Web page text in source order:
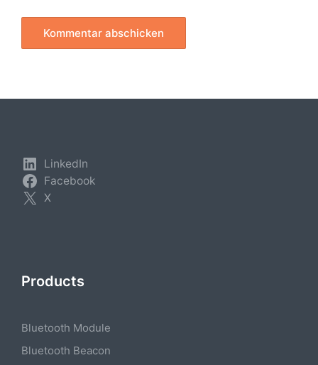
LinkedIn
Facebook
X
Products
Bluetooth Module
Bluetooth Beacon